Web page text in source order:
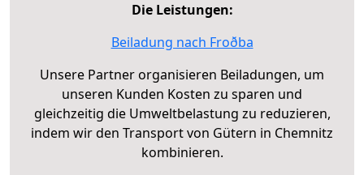
Die Leistungen:
Beiladung nach Froðba
Unsere Partner organisieren Beiladungen, um
unseren Kunden Kosten zu sparen und
gleichzeitig die Umweltbelastung zu reduzieren,
indem wir den Transport von Gütern in Chemnitz
kombinieren.